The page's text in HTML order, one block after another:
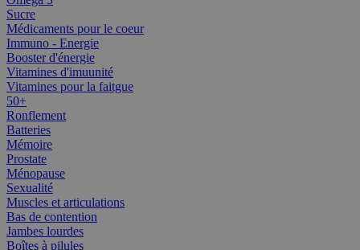
Sucre
Médicaments pour le coeur
Immuno - Energie
Booster d'énergie
Vitamines d'imuunité
Vitamines pour la faitgue
50+
Ronflement
Batteries
Mémoire
Prostate
Ménopause
Sexualité
Muscles et articulations
Bas de contention
Jambes lourdes
Boîtes à pilules